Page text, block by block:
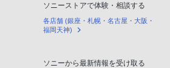
ソニーストアで体験・相談する
各店舗 (銀座・札幌・名古屋・大阪・
福岡天神)
ソニーから最新情報を受け取る